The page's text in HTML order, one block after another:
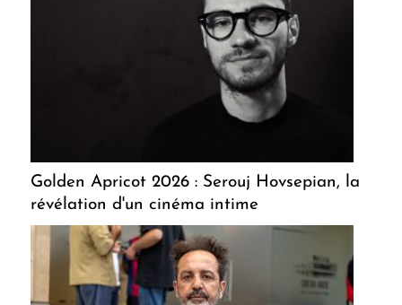
Golden Apricot 2026 : Serouj Hovsepian, la
révélation d'un cinéma intime